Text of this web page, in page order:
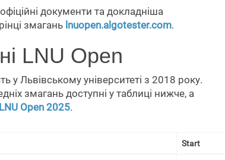
документи та докладніша
змагань lnuopen.algotester.com.
LNU Open
у Львівському університеті з 2018 року.
змагань доступні у таблиці нижче, а
LNU Open 2025.
Start